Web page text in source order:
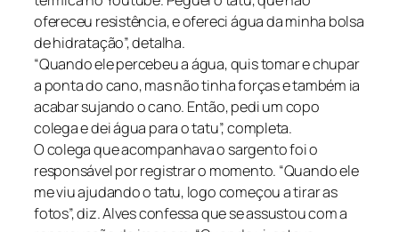
ofereceu resistência, e ofereci água da minha bolsa
de hidratação”, detalha.
“Quando ele percebeu a água, quis tomar e chupar
a ponta do cano, mas não tinha forças e também ia
acabar sujando o cano. Então, pedi um copo
colega e dei água para o tatu”, completa.
O colega que acompanhava o sargento foi o
responsável por registrar o momento. “Quando ele
me viu ajudando o tatu, logo começou a tirar as
fotos”, diz. Alves confessa que se assustou com a